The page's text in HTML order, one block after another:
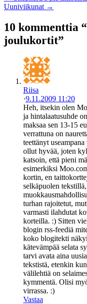
Uuniviikunat →
10 kommenttia
joulukortit”
Riisa
·9.11.2009 11:20
Heh, itsekin olen
ja hintalaatusuhde
maksaa sen 13-15
verrattuna on
teettänyt
ollut hyvää, joten
katsoin, että pieni
esimerkiksi
kortin, en
selkäpuolen
turhan rajoitetut,
varmasti ilahdutat
korteilla. :) Sitten
blogin rss-feediä
koko blogitekti
kätevämpää selata
tarvi avata aina
tekstistä, etenkin
välilehtiä on
kymmentä. Olisi
virrassa. :)
Vastaa